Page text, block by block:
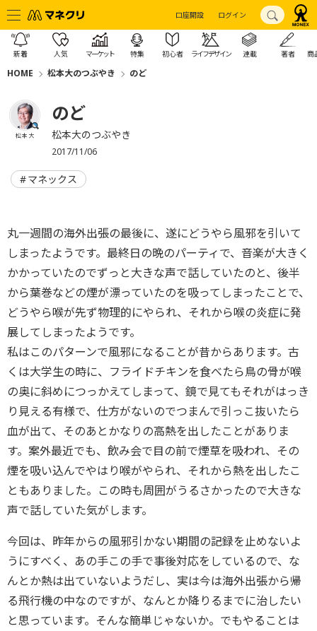
口座開設 ログイン
新着 人気 マーケット 特集 初心者 ライフデザイン 連載 著者 商
HOME 松本大のつぶやき のど
松本 大
のど
松本大のつぶやき
2017/11/06
マネックス
丸一週間の海外出張の最後に、遂にどうやら風邪を引いて
しまったようです。最終日の晩のパーティで、音楽が大きく
かかっていたのでずっと大きな声で話していたのと、後半
から葉巻などの煙が漂っていたのを吸ってしまったことで、
どうやら喉が先ず物理的にやられ、それから喉の炎症に発
展してしまったようです。
私はこのパターンで風邪になることが昔からあります。古
くは大学生の時に、フライドチキンを食べたら鳥の骨が喉
の奥に斜めにつっかえてしまって、鏡で見てもそれがはっき
り見える有様で、仕方がないのでつまんで引っこ抜いたら
血が出て、そのあとかなりの高熱を出したことがありま
す。案外最近でも、飲み会で目の前で煙草を吸われ、その
煙を吸い込んでやはり喉がやられ、それから熱を出したこ
ともありました。この時も周囲がうるさかったので大きな
声で話していた気がします。
今回は、昨年からの風邪引かない期間の記録を止めないよ
うにすべく、あの手この手で事後対応をしているので、な
んとか熱は出ていないようだし、実は今は海外出張から帰
る飛行機の中なのですが、なんとか降りるまでに治したい
と思っています。そんな簡単じゃないか。でもやることは